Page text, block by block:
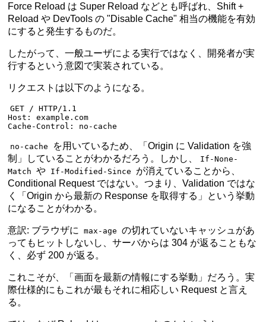
Force Reload は Super Reload などとも呼ばれ、Shift +
Reload や DevTools の "Disable Cache" 相当の機能を有効
にすると発生するものだ。
したがって、一般ユーザによる実行ではなく、開発者が実
行するという意図で実装されている。
リクエストは以下のようになる。
GET / HTTP/1.1
Host :
example.com
Cache-Control : no-cache
no-cache
を用いているため、「Origin に Validation を強
制」していることがわかるだろう。しかし、
If-None-
Match や If-Modified-Since
が消えていることから、
Conditional Request ではない。つまり、Validation ではな
く「Origin から最新の Response を取得する」という挙動
になることがわかる。
意訳: ブラウザに max-age の切れていないキャッシュがあ
ってもヒットしないし、サーバからは 304 が返ることもな
く、必ず 200 が返る。
これこそが、「画面を最新の情報にする挙動」だろう。実
際仕様的にもこれが最もそれに相応しい Request と言え
る。